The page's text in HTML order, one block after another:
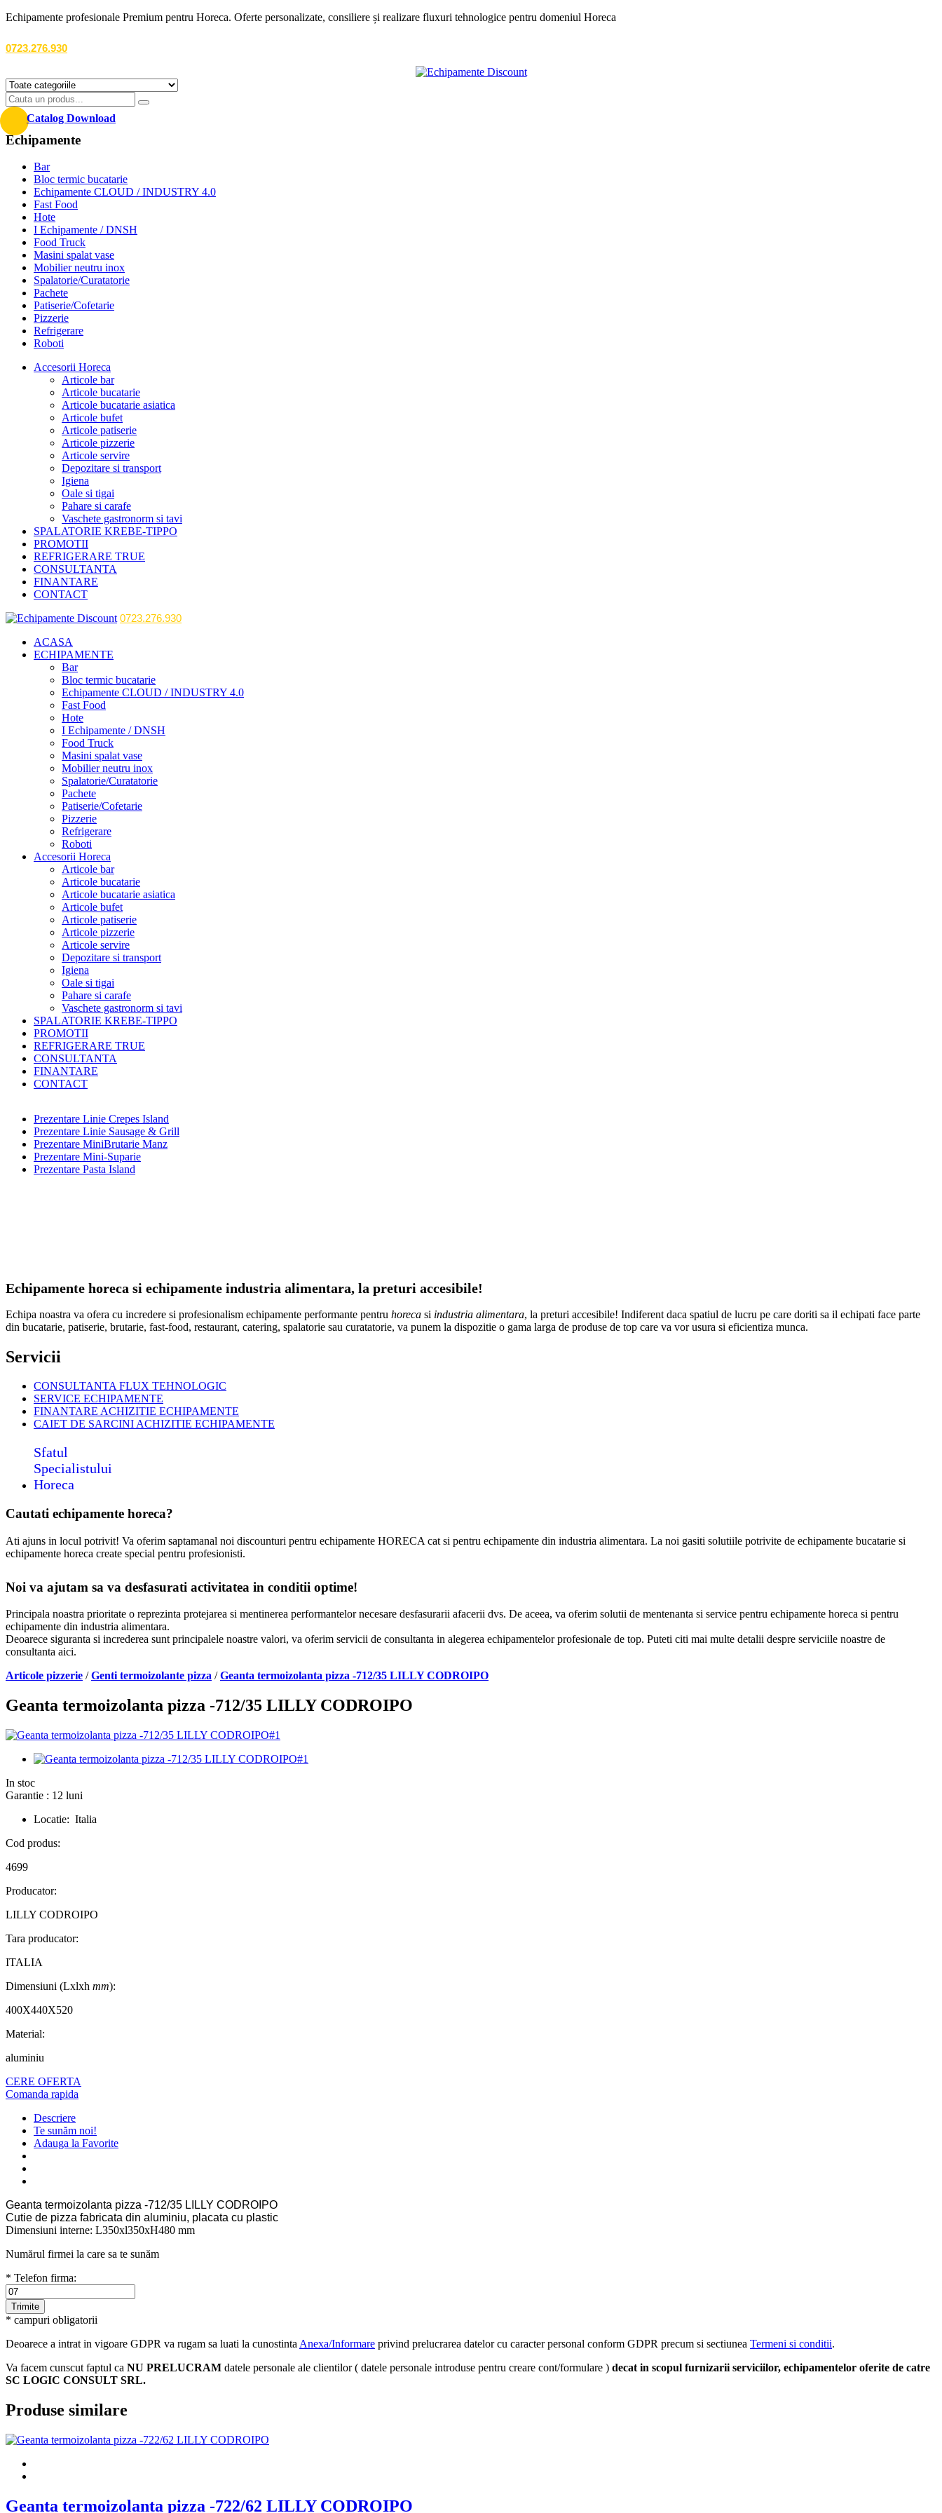
Echipamente profesionale Premium pentru Horeca. Oferte personalizate, consiliere și realizare fluxuri tehnologice pentru domeniul Horeca
0723.276.930
Catalog Download
Echipamente
Bar
Bloc termic bucatarie
Echipamente CLOUD / INDUSTRY 4.0
Fast Food
Hote
I Echipamente / DNSH
Food Truck
Masini spalat vase
Mobilier neutru inox
Spalatorie/Curatatorie
Pachete
Patiserie/Cofetarie
Pizzerie
Refrigerare
Roboti
Accesorii Horeca
Articole bar
Articole bucatarie
Articole bucatarie asiatica
Articole bufet
Articole patiserie
Articole pizzerie
Articole servire
Depozitare si transport
Igiena
Oale si tigai
Pahare si carafe
Vaschete gastronorm si tavi
SPALATORIE KREBE-TIPPO
PROMOTII
REFRIGERARE TRUE
CONSULTANTA
FINANTARE
CONTACT
0723.276.930
ACASA
ECHIPAMENTE
Bar
Bloc termic bucatarie
Echipamente CLOUD / INDUSTRY 4.0
Fast Food
Hote
I Echipamente / DNSH
Food Truck
Masini spalat vase
Mobilier neutru inox
Spalatorie/Curatatorie
Pachete
Patiserie/Cofetarie
Pizzerie
Refrigerare
Roboti
Accesorii Horeca
Articole bar
Articole bucatarie
Articole bucatarie asiatica
Articole bufet
Articole patiserie
Articole pizzerie
Articole servire
Depozitare si transport
Igiena
Oale si tigai
Pahare si carafe
Vaschete gastronorm si tavi
SPALATORIE KREBE-TIPPO
PROMOTII
REFRIGERARE TRUE
CONSULTANTA
FINANTARE
CONTACT
Prezentare Linie Crepes Island
Prezentare Linie Sausage & Grill
Prezentare MiniBrutarie Manz
Prezentare Mini-Suparie
Prezentare Pasta Island
Echipamente horeca si echipamente industria alimentara, la preturi accesibile!
Echipa noastra va ofera cu incredere si profesionalism echipamente performante pentru horeca si industria alimentara, la preturi accesibile! Indiferent daca spatiul de lucru pe care doriti sa il echipati face parte
din bucatarie, patiserie, brutarie, fast-food, restaurant, catering, spalatorie sau curatatorie, va punem la dispozitie o gama larga de produse de top care va vor usura si eficientiza munca.
Servicii
CONSULTANTA FLUX TEHNOLOGIC
SERVICE ECHIPAMENTE
FINANTARE ACHIZITIE ECHIPAMENTE
CAIET DE SARCINI ACHIZITIE ECHIPAMENTE
Sfatul
Specialistului
Horeca
Cautati echipamente horeca?
Ati ajuns in locul potrivit! Va oferim saptamanal noi discounturi pentru echipamente HORECA cat si pentru echipamente din industria alimentara. La noi gasiti solutiile potrivite de echipamente bucatarie si
echipamente horeca create special pentru profesionisti.
Noi va ajutam sa va desfasurati activitatea in conditii optime!
Principala noastra prioritate o reprezinta protejarea si mentinerea performantelor necesare desfasurarii afacerii dvs. De aceea, va oferim solutii de mentenanta si service pentru echipamente horeca si pentru
echipamente din industria alimentara.
Deoarece siguranta si increderea sunt principalele noastre valori, va oferim servicii de consultanta in alegerea echipamentelor profesionale de top. Puteti citi mai multe detalii despre serviciile noastre de
consultanta aici.
Articole pizzerie /Genti termoizolante pizza /Geanta termoizolanta pizza -712/35 LILLY CODROIPO
Geanta termoizolanta pizza -712/35 LILLY CODROIPO
In stoc
Garantie : 12 luni
Locatie: Italia
Cod produs:
4699
Producator:
LILLY CODROIPO
Tara producator:
ITALIA
Dimensiuni (Lxlxh mm):
400X440X520
Material:
aluminiu
CERE OFERTA
Comanda rapida
Descriere
Te sunăm noi!
Adauga la Favorite
Geanta termoizolanta pizza -712/35 LILLY CODROIPO
Cutie de pizza fabricata din aluminiu, placata cu plastic
Dimensiuni interne: L350xl350xH480 mm
Numărul firmei la care sa te sunăm
* Telefon firma:
* campuri obligatorii
Deoarece a intrat in vigoare GDPR va rugam sa luati la cunostinta Anexa/Informare privind prelucrarea datelor cu caracter personal conform GDPR precum si sectiunea Termeni si conditii.
Va facem cunscut faptul ca NU PRELUCRAM datele personale ale clientilor ( datele personale introduse pentru creare cont/formulare ) decat in scopul furnizarii serviciilor, echipamentelor oferite de catre
SC LOGIC CONSULT SRL.
Produse similare
Geanta termoizolanta pizza -722/62 LILLY CODROIPO